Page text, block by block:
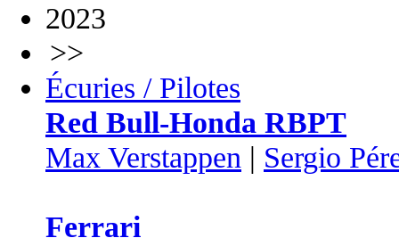
2023
>>
Écuries / Pilotes
Red Bull-Honda RBPT
Max Verstappen | Sergio
Ferrari